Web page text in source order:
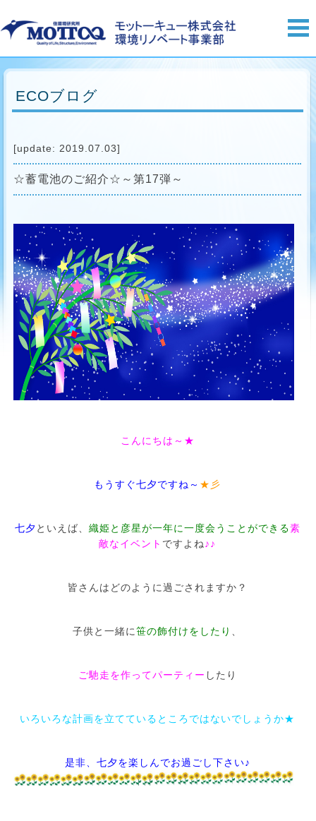
ECOブログ
[update: 2019.07.03]
☆蓄電池のご紹介☆～第17弾～
こんにちは～★
もうすぐ七夕ですね～ ★彡
七夕といえば、 織姫と彦星が一年に一度会うことができる素
敵なイベント ですよね♪♪
皆さんはどのように過ごされますか？
子供と一緒に笹の飾付けをしたり
ご馳走を作ってパーティー したり
いろいろな計画を立てているところではないでしょうか★
是非、七夕を楽しんでお過ごし下さい♪